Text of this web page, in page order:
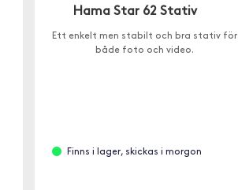
Hama Star 62 Stativ
Ett enkelt men stabilt och bra stativ för
både foto och video.
Finns i lager, skickas i morgon